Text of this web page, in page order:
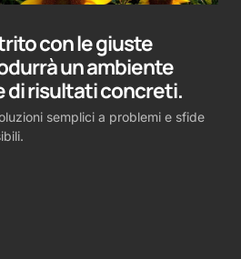
con le giuste
un ambiente
di risultati concreti.
semplici a problemi e sfide